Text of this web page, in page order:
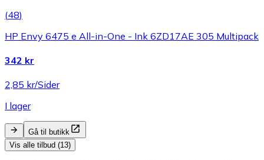
(48)
HP Envy 6475 e All-in-One - Ink 6ZD17AE 305 Multipack
342 kr
2,85 kr/Sider
I lager
Gå til butikk
Vis alle tilbud (13)